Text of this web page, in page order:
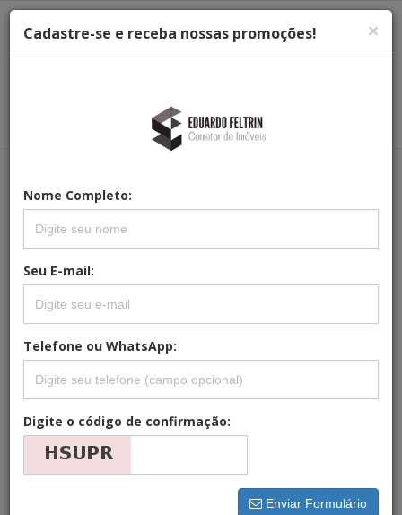
MenuMenu Principal
REFERÊNCIA: CC-0070
SOBRADO À VENDA NO CONDOMÍNIO
VILLE CHAMONIX EM ITATIBA SP.
×
Cadastre-se e receba nossas promoções!
Nome Completo:
Seu E-mail:
Telefone ou WhatsApp:
Digite o código de confirmação:
Enviar Formulário